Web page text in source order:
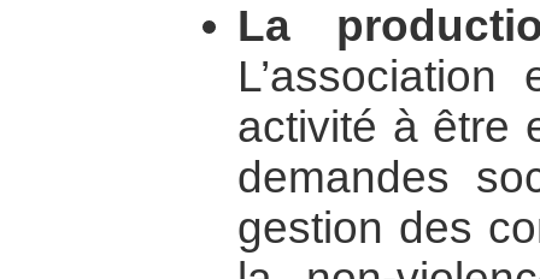
La
activité à être
demandes
gestion des